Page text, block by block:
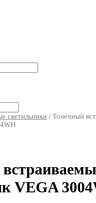
светильники / Точечный
VEGA